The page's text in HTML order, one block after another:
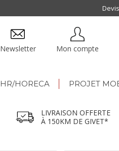
Mon compte
Newsletter
HORECA PROJET
LIVRAISON OFFERTE
À 150KM DE GIVET*
Paiement